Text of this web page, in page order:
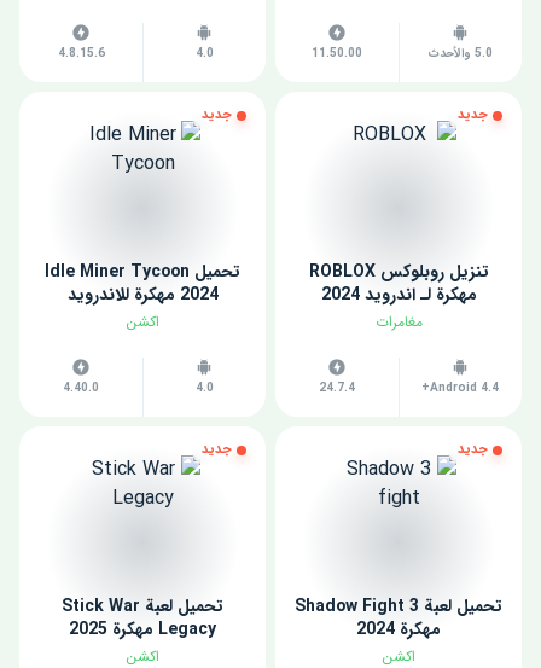
5.0 والأحدث 11.50.00
4.0
4.8.15.6
جديد
تنزيل روبلوكس ROBLOX
مهكرة لـ اندرويد 2024
مغامرات
Android 4.4+
24.7.4
جديد
تحميل Idle Miner Tycoon
2024 مهكرة للاندرويد
اكشن
4.0
4.40.0
جديد
تحميل لعبة Shadow Fight 3
مهكرة 2024
اكشن
جديد
تحميل لعبة Stick War
Legacy مهكرة 2025
اكشن